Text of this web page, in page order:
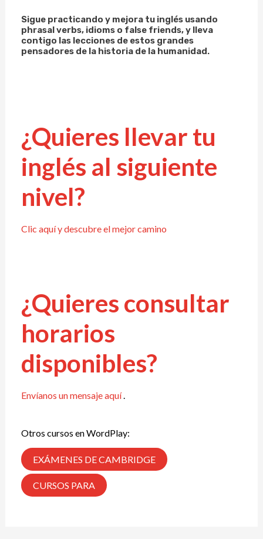
Sigue practicando y mejora tu inglés usando
phrasal verbs, idioms o false friends, y lleva
contigo las lecciones de estos grandes
pensadores de la historia de la humanidad.
¿Quieres llevar tu
inglés al siguiente
nivel?
Clic aquí y descubre el mejor camino
¿Quieres consultar
horarios
disponibles?
Envíanos un mensaje aquí
Otros cursos en WordPlay:
EXÁMENES DE CAMBRIDGE
CURSOS PARA